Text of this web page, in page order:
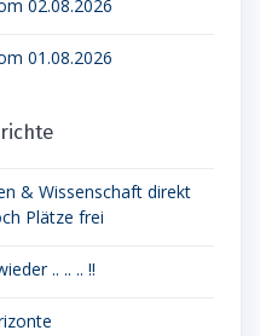
02.08.2026
01.08.2026
& Wissenschaft direkt
Plätze frei
.. .. .. !!